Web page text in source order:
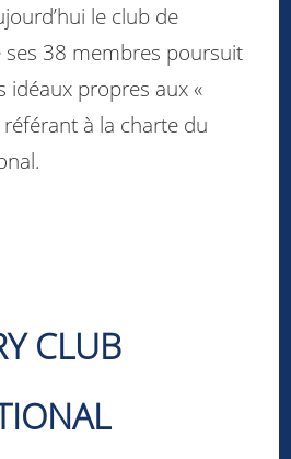
le club de
ses 38 membres poursuit
idéaux propres aux «
à la charte du
CLUB